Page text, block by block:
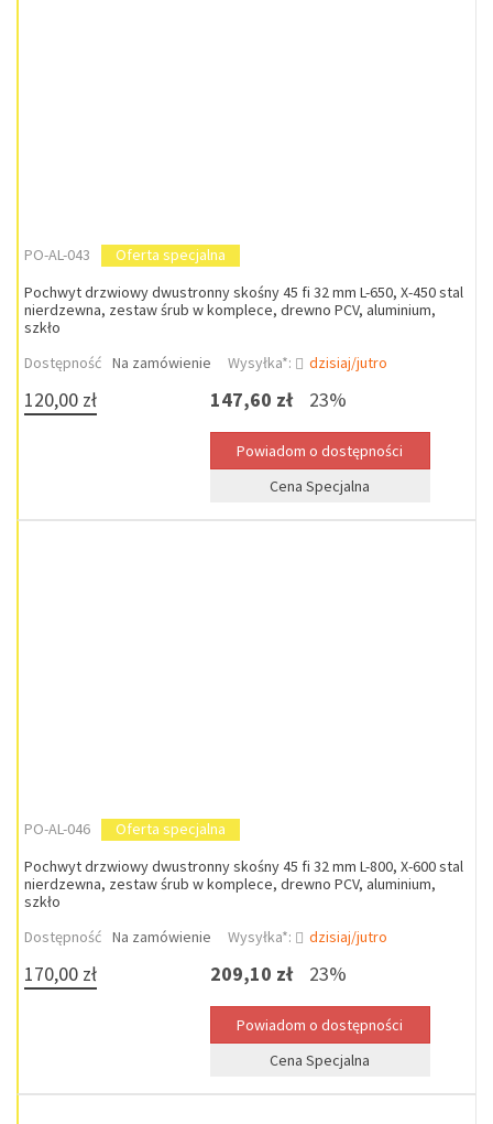
PO-AL-043
Oferta specjalna
Pochwyt drzwiowy dwustronny skośny 45 fi 32 mm L-650, X-450 stal
nierdzewna, zestaw śrub w komplece, drewno PCV, aluminium,
szkło
Dostępność Na zamówienie Wysyłka*: dzisiaj/jutro
120,00 zł 147,60 zł 23%
Cena Specjalna
PO-AL-046
Oferta specjalna
Pochwyt drzwiowy dwustronny skośny 45 fi 32 mm L-800, X-600 stal
nierdzewna, zestaw śrub w komplece, drewno PCV, aluminium,
szkło
Dostępność Na zamówienie Wysyłka*: dzisiaj/jutro
170,00 zł 209,10 zł 23%
Cena Specjalna